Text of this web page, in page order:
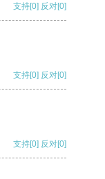
支持[0] 反对[0]
支持[0] 反对[0]
支持[0] 反对[0]